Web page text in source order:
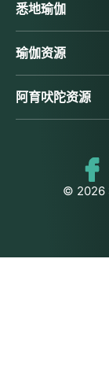
悉地瑜伽
瑜伽资源
阿育吠陀资源
© 2026